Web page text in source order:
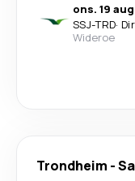
ons. 19
SSJ-TRD·
Wideroe
Trondheim -